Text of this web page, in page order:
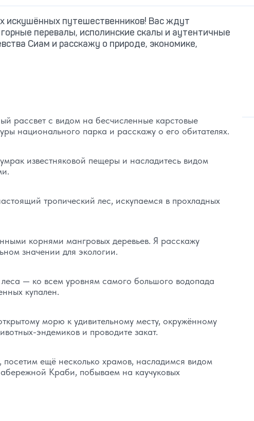
путешественников! Вас ждут
перевалы, исполинские скалы и аутентичные
Сиам и расскажу о природе, экономике,
рассвет с видом на бесчисленные карстовые
национального парка и расскажу о его обитателях.
известняковой пещеры и насладитесь видом
тропический лес, искупаемся в прохладных
корнями мангровых деревьев. Я расскажу
значении для экологии.
леса — ко всем уровням самого большого водопада
купален.
морю к удивительному месту, окружённому
эндемиков и проводите закат.
ещё несколько храмов, насладимся видом
Краби, побываем на каучуковых